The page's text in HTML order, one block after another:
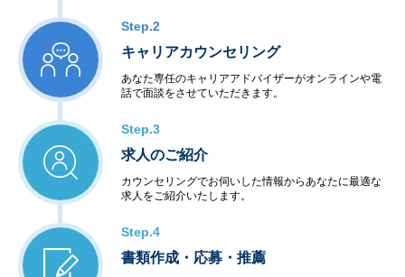
Step.2
キャリアカウンセリング
あなた専任のキャリアアドバイザーがオンラインや電
話で面談をさせていただきます。
Step.3
求人のご紹介
カウンセリングでお伺いした情報からあなたに最適な
求人をご紹介いたします。
Step.4
書類作成・応募・推薦